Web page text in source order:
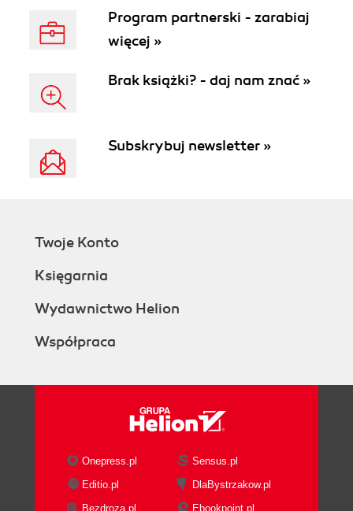
Program partnerski - zarabiaj
więcej »
Brak książki? - daj nam znać »
Subskrybuj newsletter »
Twoje Konto
Księgarnia
Wydawnictwo Helion
Współpraca
Onepress.pl
Sensus.pl
Editio.pl
DlaBystrzakow.pl
Bezdroza.pl
Ebookpoint.pl